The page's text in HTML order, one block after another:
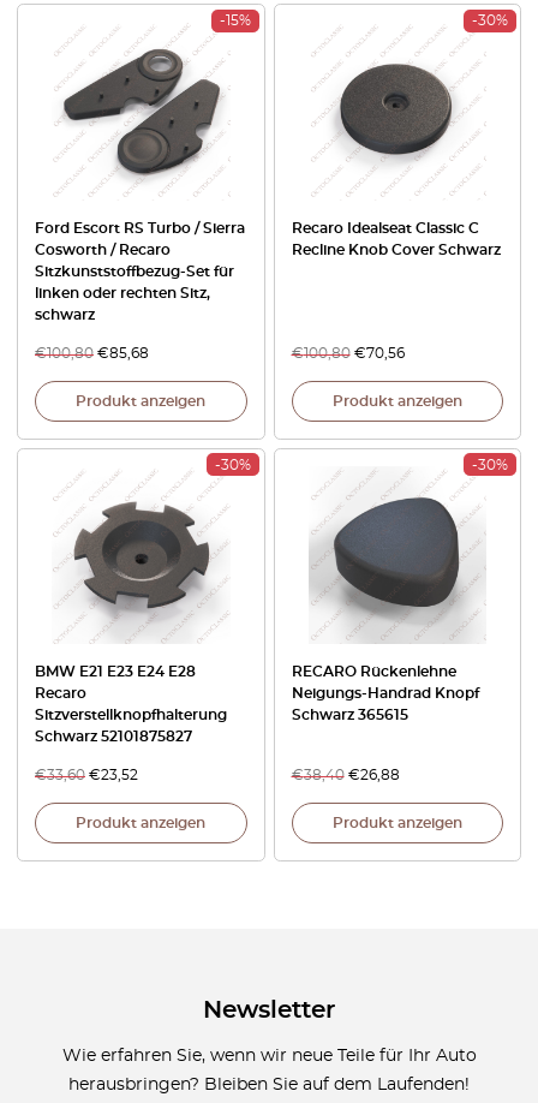
-15%
Ford Escort RS Turbo / Sierra
Cosworth / Recaro
Sitzkunststoffbezug-Set für
linken oder rechten Sitz,
schwarz
€100,80 €85,68
Produkt anzeigen
-30%
Recaro Idealseat Classic C
Recline Knob Cover Schwarz
€100,80 €70,56
Produkt anzeigen
-30%
BMW E21 E23 E24 E28
Recaro
Sitzverstellknopfhalterung
Schwarz 52101875827
€33,60 €23,52
Produkt anzeigen
-30%
RECARO Rückenlehne
Neigungs-Handrad Knopf
Schwarz 365615
€38,40 €26,88
Produkt anzeigen
Newsletter
Wie erfahren Sie, wenn wir neue Teile für Ihr Auto
herausbringen? Bleiben Sie auf dem Laufenden!